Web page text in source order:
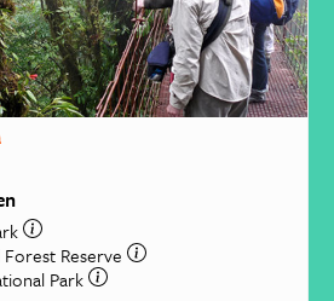
Reserve
Park